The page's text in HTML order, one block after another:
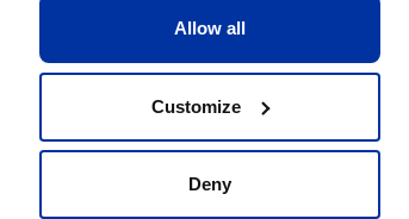
Allow all
Customize
Deny
Conditions générales